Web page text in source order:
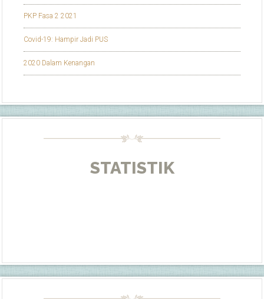
PKP Fasa 2 2021
Covid-19: Hampir Jadi PUS
2020 Dalam Kenangan
STATISTIK